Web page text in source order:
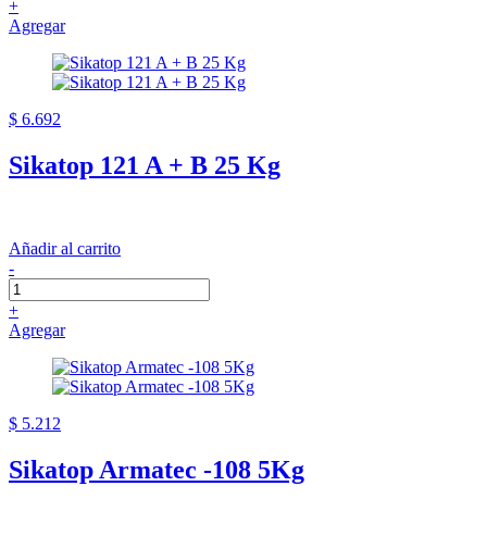
+
Agregar
$ 6.692
Sikatop 121 A + B 25 Kg
Añadir al carrito
-
+
Agregar
$ 5.212
Sikatop Armatec -108 5Kg